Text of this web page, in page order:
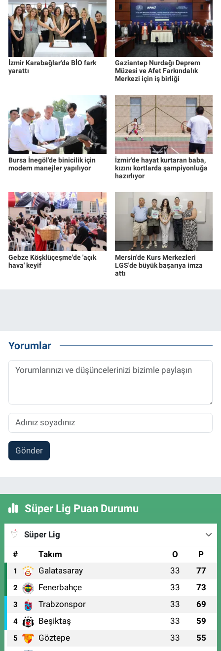
İzmir Karabağlar'da BİO fark
yarattı
Gaziantep Nurdağı Deprem
Müzesi ve Afet Farkındalık
Merkezi için iş birliği
Bursa İnegöl'de binicilik için
modern manejler yapılıyor
İzmir'de hayat kurtaran baba,
kızını kortlarda şampiyonluğa
hazırlıyor
Gebze Köşklüçeşme'de 'açık
hava' keyif
Mersin'de Kurs Merkezleri
LGS'de büyük başarıya imza
attı
Yorumlar
Gönder
Süper Lig Puan Durumu
Süper Lig
#
Takım O P
1 Galatasaray 33 77
2 Fenerbahçe 33 73
3 Trabzonspor 33 69
4 Beşiktaş 33 59
5 Göztepe 33 55